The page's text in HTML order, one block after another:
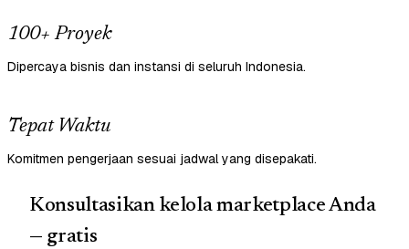
100+ Proyek
Dipercaya bisnis dan instansi di seluruh Indonesia.
Tepat Waktu
Komitmen pengerjaan sesuai jadwal yang disepakati.
Konsultasikan kelola marketplace Anda
— gratis